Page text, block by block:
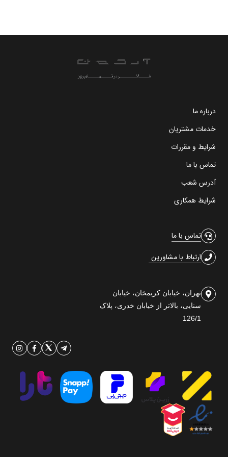
درباره ما
خدمات مشتریان
شرایط و مقررات
تماس با ما
آدرس شعب
شرایط همکاری
تماس با ما
ارتباط با مشاورین
تهران، خیابان کریمخان، خیابان
سنایی، بالاتر از خیابان خدری، پلاک
126/1